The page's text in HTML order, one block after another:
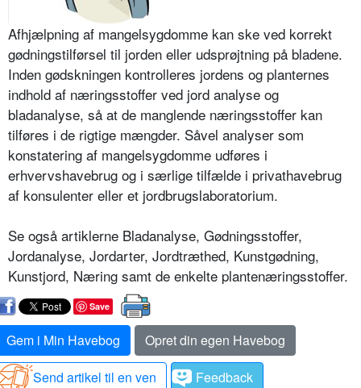
Afhjælpning af mangelsygdomme kan ske ved korrekt
gødningstilførsel til jorden eller udsprøjtning på bladene.
Inden gødskningen kontrolleres jor­dens og planternes
indhold af nærings­stoffer ved jord analyse og
bladanalyse, så at de manglende næringsstoffer kan
tilføres i de rigtige mængder. Såvel analyser som
konstatering af mangel­sygdomme udføres i
erhvervshavebrug og i særlige tilfælde i privathavebrug
af konsulenter eller et jordbrugslaboratorium.
Se også artiklerne Bladanalyse, Gød­ningsstoffer,
Jordanalyse, Jordarter, Jordtræthed, Kunstgødning,
Kunst­jord, Næring samt de enkelte plante­næringsstoffer.
Save
Gem i Min Havebog
Opret din egen Havebog
Send artikel til en ven
Feedback